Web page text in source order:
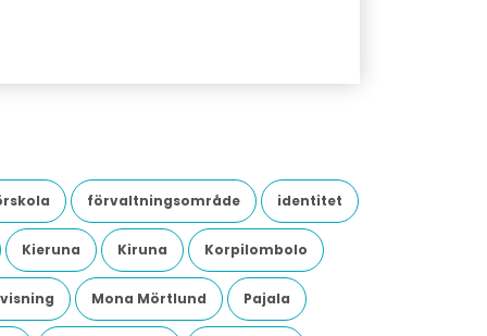
förvaltningsområde identitet
Kieruna Kiruna Korpilombolo
Mona Mörtlund Pajala